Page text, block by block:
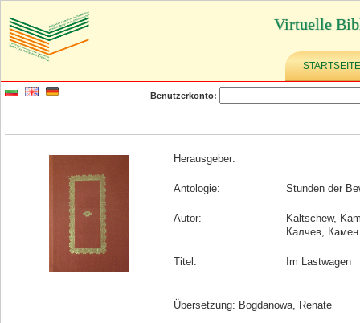
Virtuelle
STARTSEITE
Benutzerkonto:
Herausgeber:
Antologie: Stunden der
Autor:
Kaltschew,
Калчев, Камен
Titel: Im Lastwagen
Übersetzung: Bogdanowa, Renate